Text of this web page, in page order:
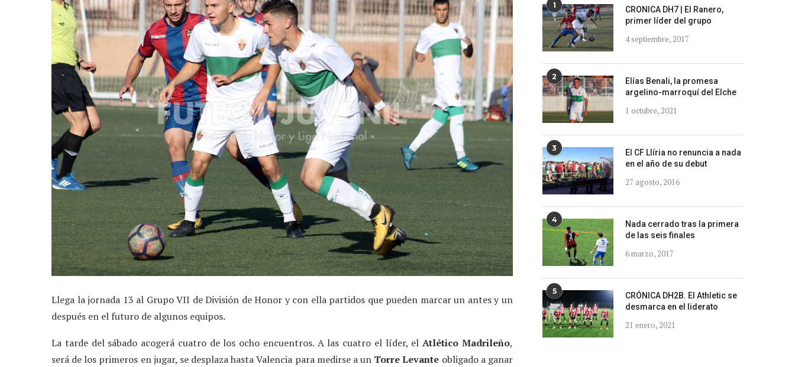
Llega la jornada 13 al Grupo VII de División de Honor y con ella partidos que pueden marcar un antes y un
después en el futuro de algunos equipos.
La tarde del sábado acogerá cuatro de los ocho encuentros. A las cuatro el líder, elAtlético Madrileño,
será de los primeros en jugar, se desplaza hasta Valencia para medirse a un Torre Levante obligado a ganar
1
CRONICA DH7 | El Ranero,
primer líder del grupo
4 septiembre, 2017
2
Elías Benali, la promesa
argelino-marroquí del Elche
1 octubre, 2021
3
El CF Llíria no renuncia a nada
en el año de su debut
27 agosto, 2016
4
Nada cerrado tras la primera
de las seis finales
6 marzo, 2017
5
CRÓNICA DH2B. El Athletic se
desmarca en el liderato
21 enero, 2021